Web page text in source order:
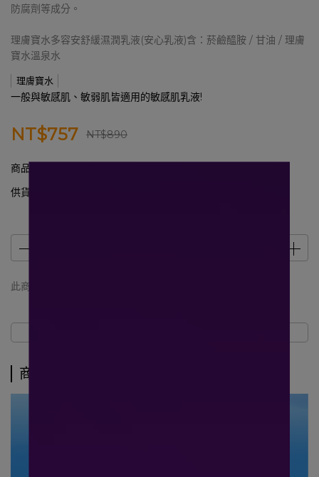
防腐劑等成分。
理膚寶水多容安舒緩濕潤乳液(安心乳液)含：菸鹼醯胺 / 甘油 / 理膚
寶水溫泉水
理膚寶水
一般與敏感肌、敏弱肌皆適用的敏感肌乳液!
NT$757 NT$890
商品編號:
供貨狀況:
此商品 「 最高 」可以折抵紅利
商品介紹